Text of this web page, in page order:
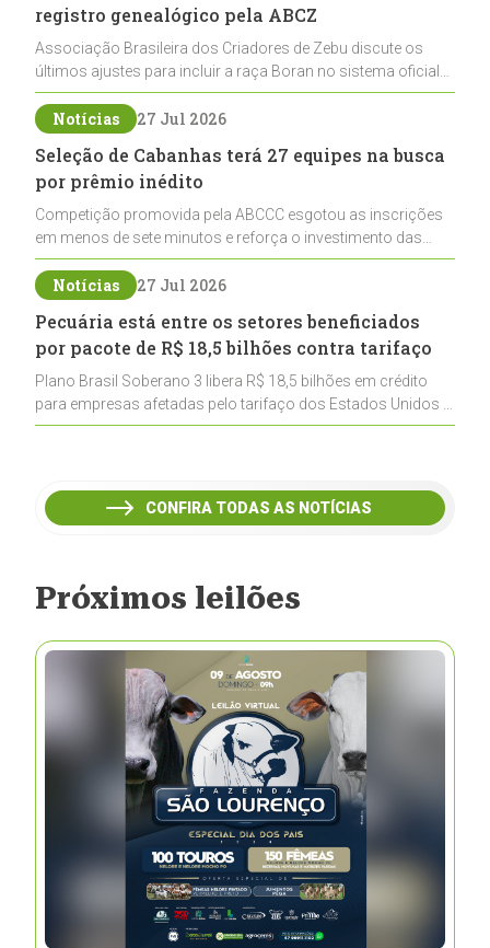
registro genealógico pela ABCZ
Associação Brasileira dos Criadores de Zebu discute os
últimos ajustes para incluir a raça Boran no sistema oficial
de registros, abrindo caminho para sua expansão na
pecuária nacional
Notícias 27 Jul 2026
Seleção de Cabanhas terá 27 equipes na busca
por prêmio inédito
Competição promovida pela ABCCC esgotou as inscrições
em menos de sete minutos e reforça o investimento das
cabanhas na seleção genética de Cavalos Crioulos voltados
ao laço
Notícias 27 Jul 2026
Pecuária está entre os setores beneficiados
por pacote de R$ 18,5 bilhões contra tarifaço
Plano Brasil Soberano 3 libera R$ 18,5 bilhões em crédito
para empresas afetadas pelo tarifaço dos Estados Unidos e
inclui a pecuária entre os setores estratégicos
CONFIRA TODAS AS NOTÍCIAS
Próximos leilões